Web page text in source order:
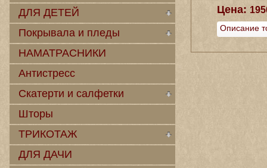
Цена:
Описание
ДЛЯ ДЕТЕЙ
Покрывала и пледы
НАМАТРАСНИКИ
Антистресс
Скатерти и салфетки
Шторы
ТРИКОТАЖ
ДЛЯ ДАЧИ